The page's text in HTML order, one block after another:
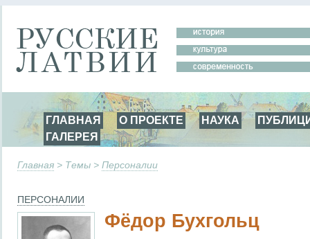
ГЛАВНАЯ О ПРОЕКТЕ НАУКА
ГАЛЕРЕЯ
Главная > Темы > Персоналии
ПЕРСОНАЛИИ
Фёдор Бухгольц